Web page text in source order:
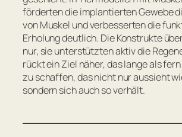
förderten die implantierten Gewebe
von Muskel und verbesserten die
Erholung deutlich. Die Konstrukte
nur, sie unterstützten aktiv die
rückt ein Ziel näher, das lange als
zu schaffen, das nicht nur aussieht
sondern sich auch so verhält.